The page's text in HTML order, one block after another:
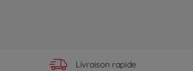
Livraison rapide